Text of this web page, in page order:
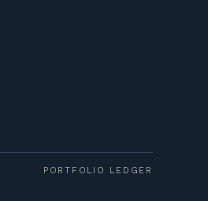
PORTFOLIO LEDGER